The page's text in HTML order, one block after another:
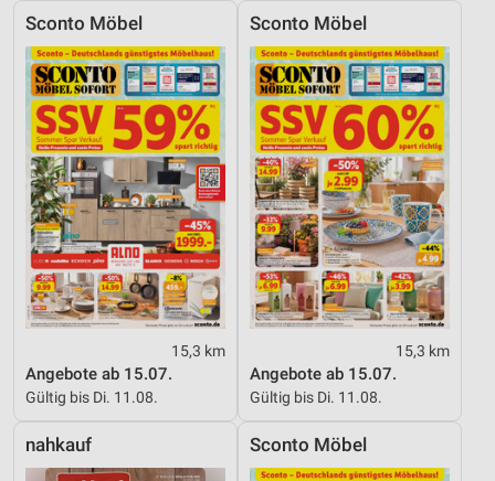
Sconto Möbel
15,3 km
Angebote ab 15.07.
Gültig bis Di. 11.08.
Sconto Möbel
15,3 km
Angebote ab 15.07.
Gültig bis Di. 11.08.
nahkauf Sconto Möbel